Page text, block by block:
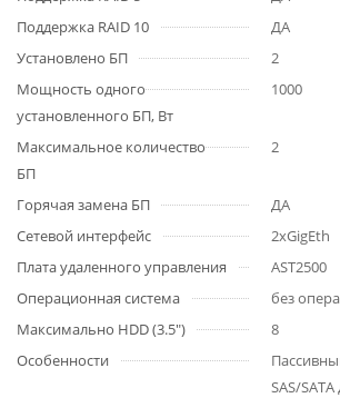
Поддержка RAID 10
ДА
Установлено БП
2
Мощность одного
установленного БП, Вт
1000
Максимальное количество
БП
2
Горячая замена БП
ДА
Сетевой интерфейс
2xGigEth
Плата удаленного управления
AST2500
Операционная система
без
Максимально HDD (3.5")
8
Особенности
SAS/